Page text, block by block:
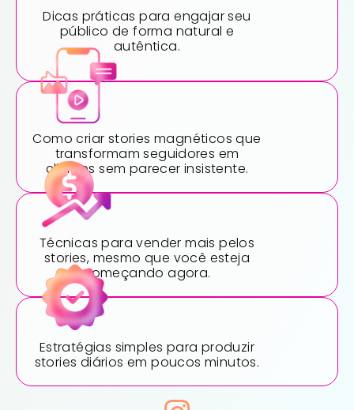
Dicas práticas para engajar seu
público de forma natural e
autêntica.
Como criar stories magnéticos que
transformam seguidores em
clientes sem parecer insistente.
Técnicas para vender mais pelos
stories, mesmo que você esteja
começando agora.
Estratégias simples para produzir
stories diários em poucos minutos.